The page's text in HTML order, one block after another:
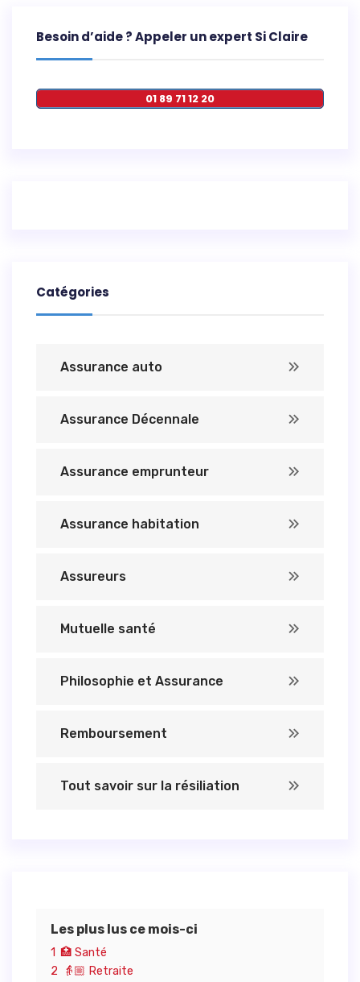
Besoin d’aide ? Appeler un expert Si Claire
01 89 71 12 20
Catégories
Assurance auto
Assurance Décennale
Assurance emprunteur
Assurance habitation
Assureurs
Mutuelle santé
Philosophie et Assurance
Remboursement
Tout savoir sur la résiliation
Les plus lus ce mois-ci
1 🏥 Santé
2
👵🏼 Retraite